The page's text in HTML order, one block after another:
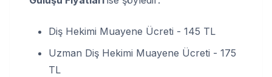
Diş Hekimi Muayene Ücreti - 145 TL
Uzman Diş Hekimi Muayene Ücreti - 175
TL